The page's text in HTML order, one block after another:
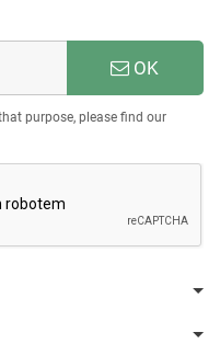
OK
purpose, please find our